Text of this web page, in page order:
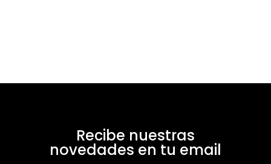
Recibe nuestras
novedades en tu email